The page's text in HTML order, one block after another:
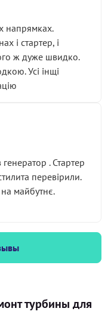
напрямках.
і стартер, і
ж дуже швидко.
Усі інщі
. Стартер
перевірили.
майбутнє.
турбины для